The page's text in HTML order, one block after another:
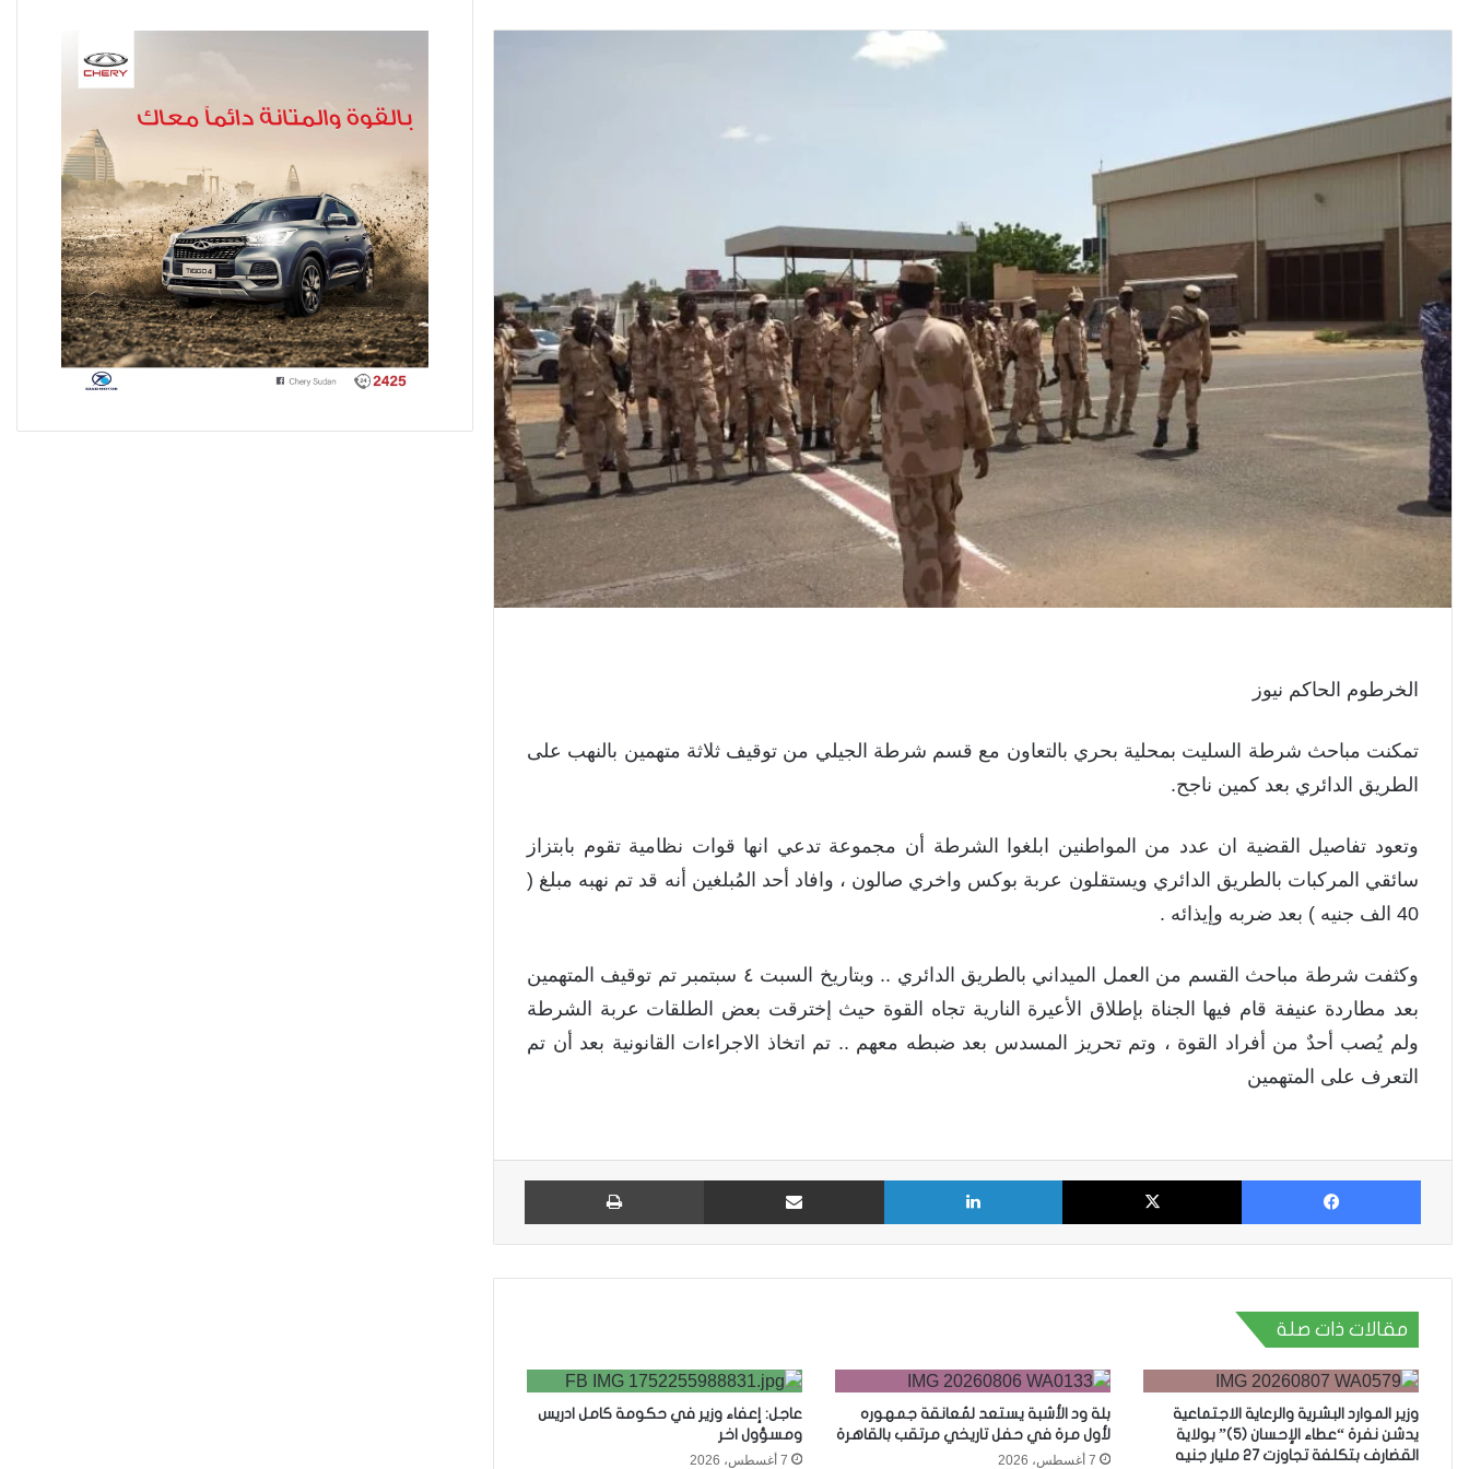
الخرطوم الحاكم نيوز
تمكنت مباحث شرطة السليت بمحلية بحري بالتعاون مع قسم شرطة الجيلي من توقيف ثلاثة متهمين بالنهب على
الطريق الدائري بعد كمين ناجح.
وتعود تفاصيل القضية ان عدد من المواطنين ابلغوا الشرطة أن مجموعة تدعي انها قوات نظامية تقوم بابتزاز
سائقي المركبات بالطريق الدائري ويستقلون عربة بوكس واخري صالون ، وافاد أحد المُبلغين أنه قد تم نهبه مبلغ (
40 الف جنيه ) بعد ضربه وإيذائه .
وكثفت شرطة مباحث القسم من العمل الميداني بالطريق الدائري .. وبتاريخ السبت ٤ سبتمبر تم توقيف المتهمين
بعد مطاردة عنيفة قام فيها الجناة بإطلاق الأعيرة النارية تجاه القوة حيث إخترقت بعض الطلقات عربة الشرطة
ولم يُصب أحدٌ من أفراد القوة ، وتم تحريز المسدس بعد ضبطه معهم .. تم اتخاذ الاجراءات القانونية بعد أن تم
التعرف على المتهمين
فيسبوك X لينكدإن مشاركة عبر البريد طباعة
مقالات ذات صلة
وزير الموارد البشرية والرعاية الاجتماعية
يدشن نفرة “عطاء الإحسان (5)” بولاية
القضارف بتكلفة تجاوزت 27 مليار جنيه
بلة ود الأشبة يستعد لمُعانقة جمهوره
لأول مرة في حفل تاريخي مرتقب بالقاهرة
7 أغسطس، 2026
عاجل: إعفاء وزير في حكومة كامل ادريس
ومسؤول اخر
7 أغسطس، 2026